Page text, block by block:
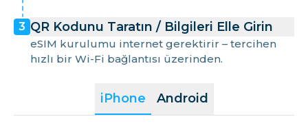
iPhone Android
3 QR Kodunu Taratın / Bilgileri Elle Girin
eSIM kurulumu internet gerektirir – tercihen
hızlı bir Wi-Fi bağlantısı üzerinden.